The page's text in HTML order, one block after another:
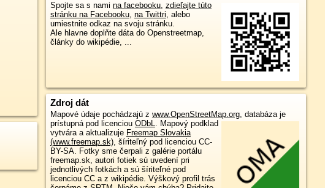
Spojte sa s nami na facebooku, zdieľajte túto
stránku na Facebooku, na Twittri, alebo
umiestnite odkaz na svoju stránku.
Ale hlavne doplňte dáta do Openstreetmap,
články do wikipédie, ...
Zdroj dát
Mapové údaje pochádzajú z www.OpenStreetMap.org, databáza je
prístupná pod licenciou ODbL. Mapový podklad
vytvára a aktualizuje Freemap Slovakia
(www.freemap.sk), šíriteľný pod licenciou CC-
BY-SA. Fotky sme čerpali z galérie portálu
freemap.sk, autori fotiek sú uvedení pri
jednotlivých fotkách a sú šíriteľné pod
licenciou CC a z wikipédie. Výškový profil trás